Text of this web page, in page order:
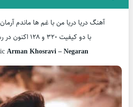
آهنگ دریا دریا من با غم ها ماندم
با دو کیفیت ۳۲۰ و ۱۲۸ اکنون در رسانه موزیک آس
Arman Khosravi – Negaran